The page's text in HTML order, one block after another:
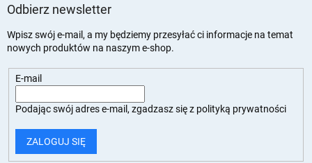
Odbierz newsletter
Wpisz swój e-mail, a my będziemy przesyłać ci informacje na temat
nowych produktów na naszym e-shop.
E-mail
Podając swój adres e-mail, zgadzasz się z polityką prywatności
ZALOGUJ SIĘ